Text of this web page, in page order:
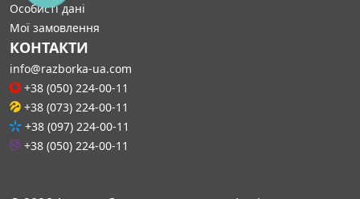
Особисті дані
Мої замовлення
КОНТАКТИ
info@razborka-ua.com
+38 (050) 224-00-11
+38 (073) 224-00-11
+38 (097) 224-00-11
+38 (050) 224-00-11